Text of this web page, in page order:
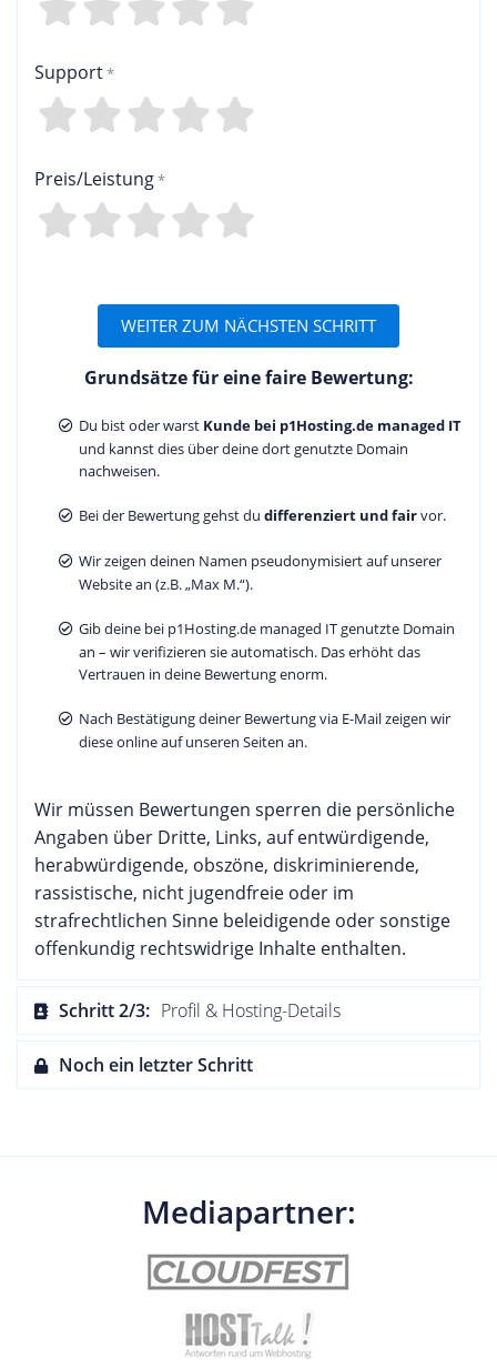
Support
1
2
3
4
Preis/Leistung
1
2
3
4
WEITER ZUM NÄCHSTEN SCHRITT
Grundsätze für eine faire Bewertung:
Du bist oder warst Kunde bei p1Hosting.de managed IT
und kannst dies über deine dort genutzte Domain
nachweisen.
Bei der Bewertung gehst du differenziert und fairvor.
Wir zeigen deinen Namen pseudonymisiert auf unserer
Website an (z.B. „Max M.“).
Gib deine bei p1Hosting.de managed IT genutzte Domain
an – wir verifizieren sie automatisch. Das erhöht das
Vertrauen in deine Bewertung enorm.
Nach Bestätigung deiner Bewertung via E-Mail zeigen wir
diese online auf unseren Seiten an.
Wir müssen Bewertungen sperren die persönliche
Angaben über Dritte, Links, auf entwürdigende,
herabwürdigende, obszöne, diskriminierende,
rassistische, nicht jugendfreie oder im
strafrechtlichen Sinne beleidigende oder sonstige
offenkundig rechtswidrige Inhalte enthalten.
Schritt 2/3: Profil & Hosting-Details
Noch ein letzter Schritt
Mediapartner: